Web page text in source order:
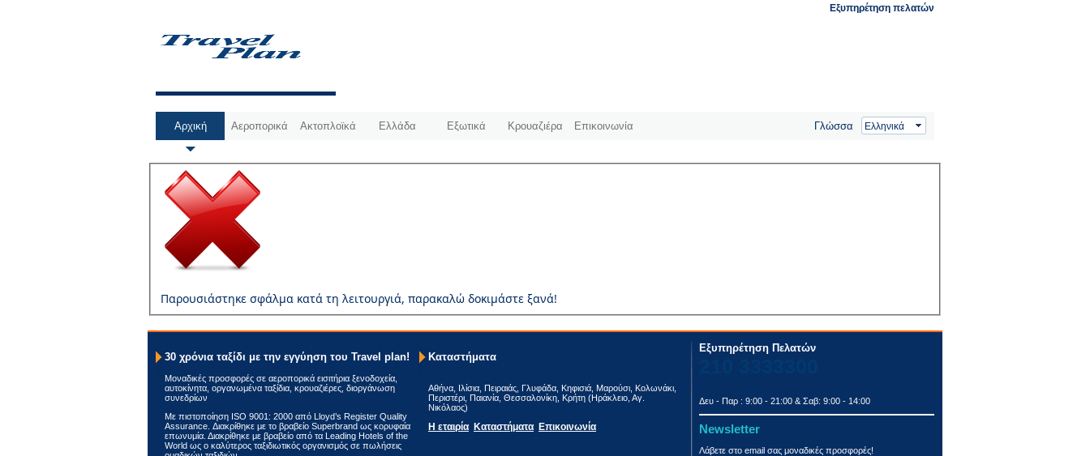
Εξυπηρέτηση πελατών
Αρχική Αεροπορικά Ακτοπλοϊκά Ελλάδα Εξωτικά Κρουαζιέρα Επικοινωνία Γλώσσα
Παρουσιάστηκε σφάλμα κατά τη λειτουργιά, παρακαλώ δοκιμάστε ξανά!
30 χρόνια ταξίδι με την εγγύηση του Travel plan!
Μοναδικές προσφορές σε αεροπορικά εισιτήρια ξενοδοχεία,
αυτοκίνητα, οργανωμένα ταξίδια, κρουαζιέρες, διοργάνωση
συνεδρίων
Με πιστοποίηση ΙSO 9001: 2000 από Lloyd’s Register Quality
Assurance. Διακρίθηκε με το βραβείο Superbrand ως κορυφαία
επωνυμία. Διακρίθηκε με βραβείο από τα Leading Hotels of the
World ως ο καλύτερος ταξιδιωτικός οργανισμός σε πωλήσεις
Καταστήματα
Αθήνα, Ιλίσια, Πειραιάς, Γλυφάδα, Κηφισιά, Μαρούσι, Κολωνάκι,
Περιστέρι, Παιανία, Θεσσαλονίκη, Κρήτη (Ηράκλειο, Αγ.
Νικόλαος)
Η εταιρία Καταστήματα Επικοινωνία
Εξυπηρέτηση Πελατών
Δευ - Παρ : 9:00 - 21:00 & Σαβ: 9:00 - 14:00
Newsletter
Λάβετε στο email σας μοναδικές προσφορές!